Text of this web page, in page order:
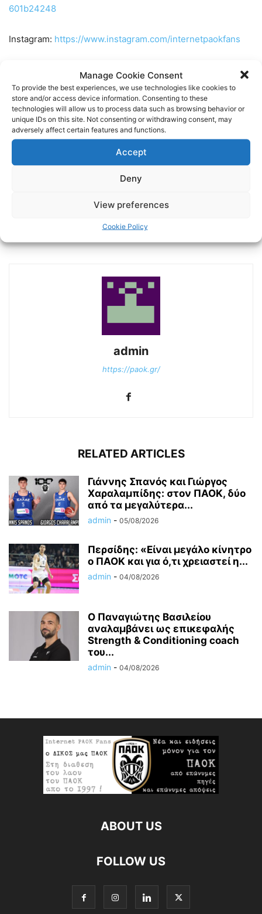
Manage Cookie Consent
To provide the best experiences, we use technologies like cookies to
store and/or access device information. Consenting to these
technologies will allow us to process data such as browsing behavior or
unique IDs on this site. Not consenting or withdrawing consent, may
adversely affect certain features and functions.
Accept
Deny
View preferences
Cookie Policy
601b24248
Instagram: https://www.instagram.com/internetpaokfans
#paok #paokfans #παοκ #thessaloniki
TAGS BASKET BASKETBALL ΠΑΟΚ
Τα εισιτήρια για τον αγώνα
ΠΑΟΚ – Περιστέρι Betsson
admin
https://paok.gr/
RELATED ARTICLES
Γιάννης Σπανός και Γιώργος
Χαραλαμπίδης: στον ΠΑΟΚ, δύο
από τα μεγαλύτερα...
admin - 05/08/2026
Περσίδης: «Είναι μεγάλο κίνητρο
ο ΠΑΟΚ και για ό,τι χρειαστεί η...
admin - 04/08/2026
Ο Παναγιώτης Βασιλείου
αναλαμβάνει ως επικεφαλής
Strength & Conditioning coach
του...
admin - 04/08/2026
ABOUT US
FOLLOW US